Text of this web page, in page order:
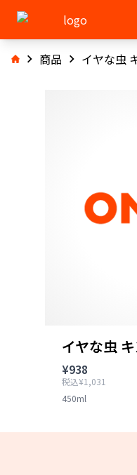
商品 イヤな虫
イヤな虫
¥938
税込¥1,031
450ml